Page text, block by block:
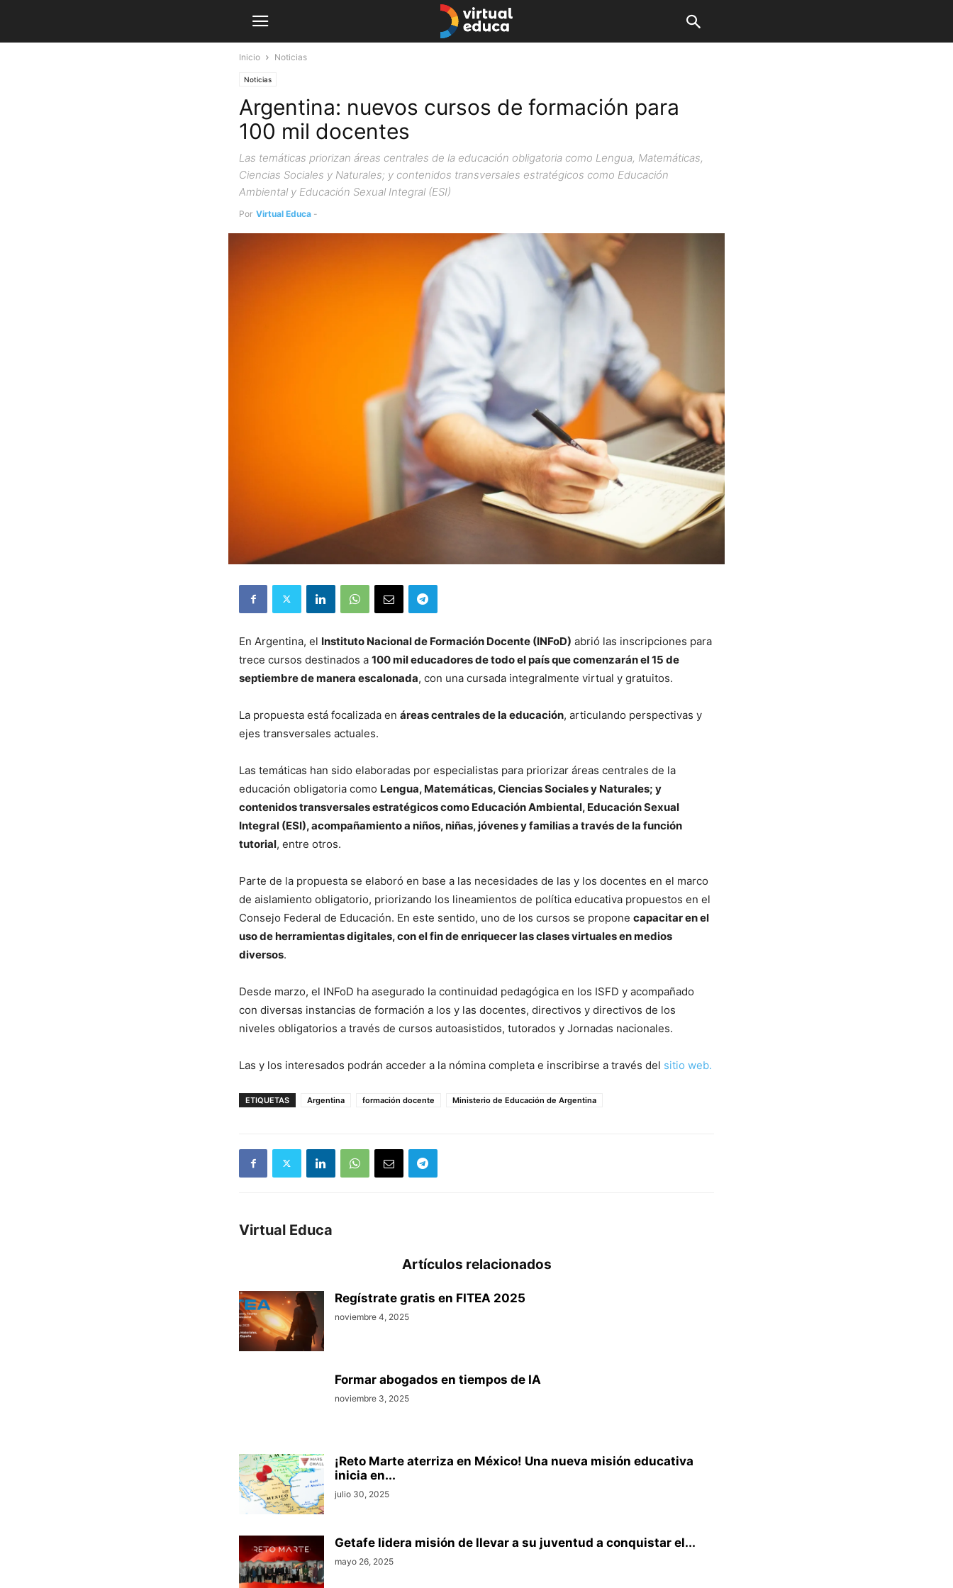
Inicio Noticias
Noticias
Argentina: nuevos cursos de formación para
100 mil docentes
Las temáticas priorizan áreas centrales de la educación obligatoria como Lengua, Matemáticas,
Ciencias Sociales y Naturales; y contenidos transversales estratégicos como Educación
Ambiental y Educación Sexual Integral (ESI)
Por Virtual Educa -
En Argentina, el Instituto Nacional de Formación Docente (INFoD) abrió las inscripciones para
trece cursos destinados a 100 mil educadores de todo el país que comenzarán el 15 de
septiembre de manera escalonada, con una cursada integralmente virtual y gratuitos.
La propuesta está focalizada en áreas centrales de la educación, articulando perspectivas y
ejes transversales actuales.
Las temáticas han sido elaboradas por especialistas para priorizar áreas centrales de la
educación obligatoria como Lengua, Matemáticas, Ciencias Sociales y Naturales; y
contenidos transversales estratégicos como Educación Ambiental, Educación Sexual
Integral (ESI), acompañamiento a niños, niñas, jóvenes y familias a través de la función
tutorial, entre otros.
Parte de la propuesta se elaboró en base a las necesidades de las y los docentes en el marco
de aislamiento obligatorio, priorizando los lineamientos de política educativa propuestos en el
Consejo Federal de Educación. En este sentido, uno de los cursos se propone capacitar en el
uso de herramientas digitales, con el fin de enriquecer las clases virtuales en medios
diversos.
Desde marzo, el INFoD ha asegurado la continuidad pedagógica en los ISFD y acompañado
con diversas instancias de formación a los y las docentes, directivos y directivos de los
niveles obligatorios a través de cursos autoasistidos, tutorados y Jornadas nacionales.
Las y los interesados podrán acceder a la nómina completa e inscribirse a través del sitio web.
ETIQUETAS Argentina formación docente Ministerio de Educación de Argentina
Virtual Educa
Artículos relacionados
Regístrate gratis en FITEA 2025
noviembre 4, 2025
Formar abogados en tiempos de IA
noviembre 3, 2025
¡Reto Marte aterriza en México! Una nueva misión educativa
inicia en...
julio 30, 2025
Getafe lidera misión de llevar a su juventud a conquistar el...
mayo 26, 2025